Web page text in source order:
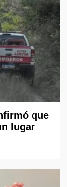
que
lugar